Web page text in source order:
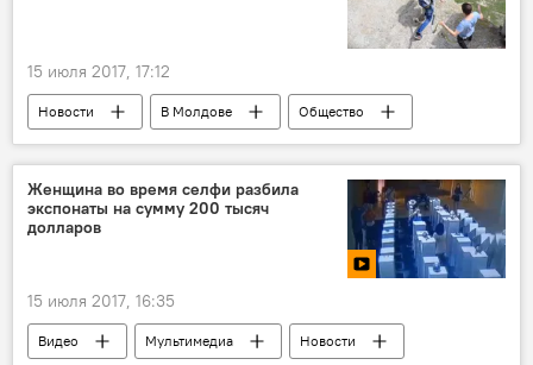
15 июля 2017, 17:12
Новости В Молдове
Общество
Данчены
Республика Молдова
высотка
опасность
Женщина во время селфи разбила
экспонаты на сумму 200 тысяч
долларов
15 июля 2017, 16:35
Видео Мультимедиа
Новости